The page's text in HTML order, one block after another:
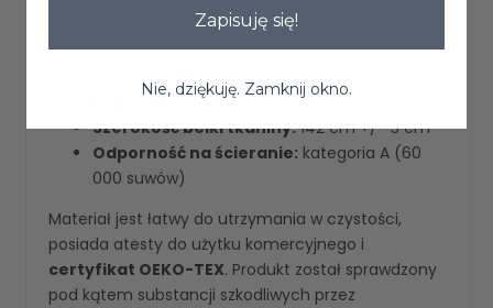
Charakteryzuje się wysoką odpornością na ścieranie
oraz mechacenie, dzięki czemu krzesło przez długi
Gramatura:
300 g/m 2
+/- 5%
Szerokość belki tkaniny:142 cm +/- 3 cm
Odporność na ścieranie: kategoria A (60
000 suwów)
Materiał jest łatwy do utrzymania w czystości,
posiada atesty do użytku komercyjnego i
certyfikat OEKO-TEX. Produkt został sprawdzony
pod kątem substancji szkodliwych przez
Zapisuję się!
Nie, dziękuję. Zamknij okno.